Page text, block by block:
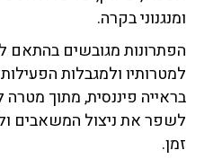
ומנגנוני בקרה.
הפתרונות מגובשים בהתאם
למטרותיו ולמגבלות הפעילות
בראייה פיננסית, מתוך מטרה
לשפר את ניצול המשאבים ולבסס